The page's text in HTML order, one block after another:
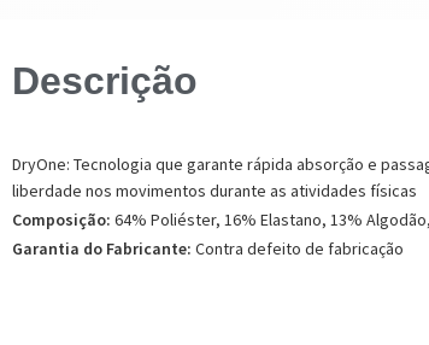
Descrição
DryOne: Tecnologia que garante rápida absorção e
liberdade nos movimentos durante as atividades físicas
Composição: 64% Poliéster, 16% Elastano, 13%
Garantia do Fabricante: Contra defeito de fabricação